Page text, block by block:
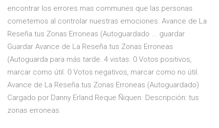
encontrar los errores mas communes que las personas
cometemos al controlar nuestras emociones. Avance de La
Reseña.tus Zonas Erroneas (Autoguardado ... guardar
Guardar Avance de La Reseña.tus Zonas Erroneas
(Autoguarda para más tarde. 4 vistas. 0 Votos positivos,
marcar como útil. 0 Votos negativos, marcar como no útil.
Avance de La Reseña.tus Zonas Erroneas (Autoguardado)
Cargado por Danny Erland Reque Ñiquen. Descripción: tus
zonas erroneas.